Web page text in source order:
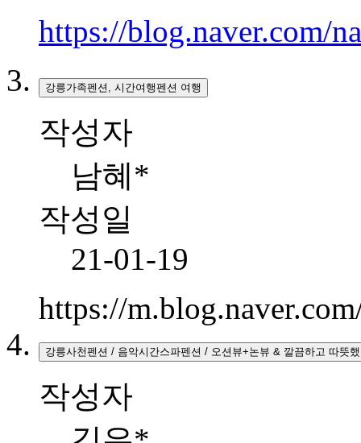
https://blog.naver.com/
강릉가족펜션, 시간여행펜션 여행
작성자
남혜*
작성일
21-01-19
https://
강릉사천펜션 / 음악시간스파펜션 / 오션뷰+논뷰 & 깔끔하고 따뜻
작성자